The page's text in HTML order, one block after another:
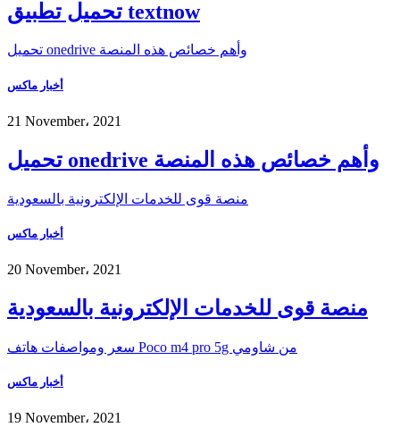
تحميل تطبيق textnow
تحميل onedrive وأهم خصائص هذه المنصة
أخبار ماكس
21 November، 2021
تحميل onedrive وأهم خصائص هذه المنصة
منصة قوى للخدمات الإلكترونية بالسعودية
أخبار ماكس
20 November، 2021
منصة قوى للخدمات الإلكترونية بالسعودية
سعر ومواصفات هاتف Poco m4 pro 5g من شاومي
أخبار ماكس
19 November، 2021